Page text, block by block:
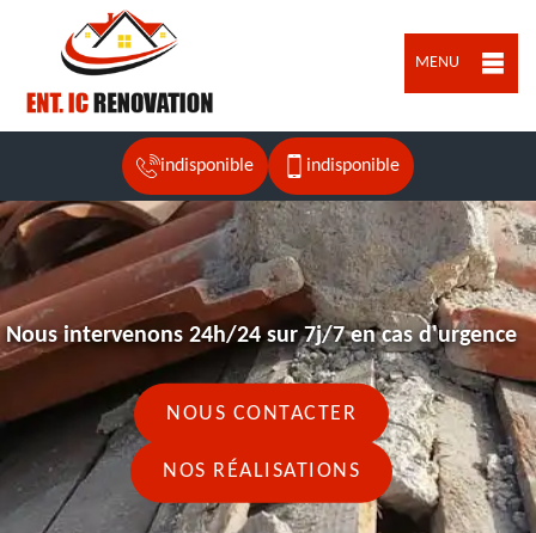
MENU
indisponible indisponible
Nous intervenons 24h/24 sur 7j/7 en cas d'urgence
NOUS CONTACTER
NOS RÉALISATIONS